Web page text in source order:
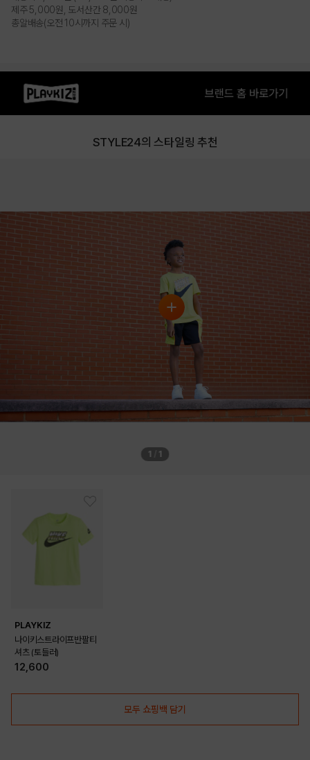
DETAILS
제주 5,000원, 도서산간 8,000원
총알배송(오전 10시까지 주문 시)
STYLE24의 스타일링 추천
1 1
PLAYKIZ
나이키스트라이프반팔티
셔츠 (토들러)
12,600
모두 쇼핑백 담기